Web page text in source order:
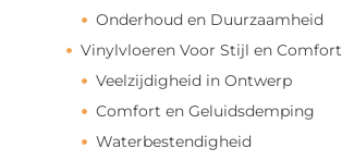
Onderhoud en Duurzaamheid
Vinylvloeren Voor Stijl en Comfort
Veelzijdigheid in Ontwerp
Comfort en Geluidsdemping
Waterbestendigheid